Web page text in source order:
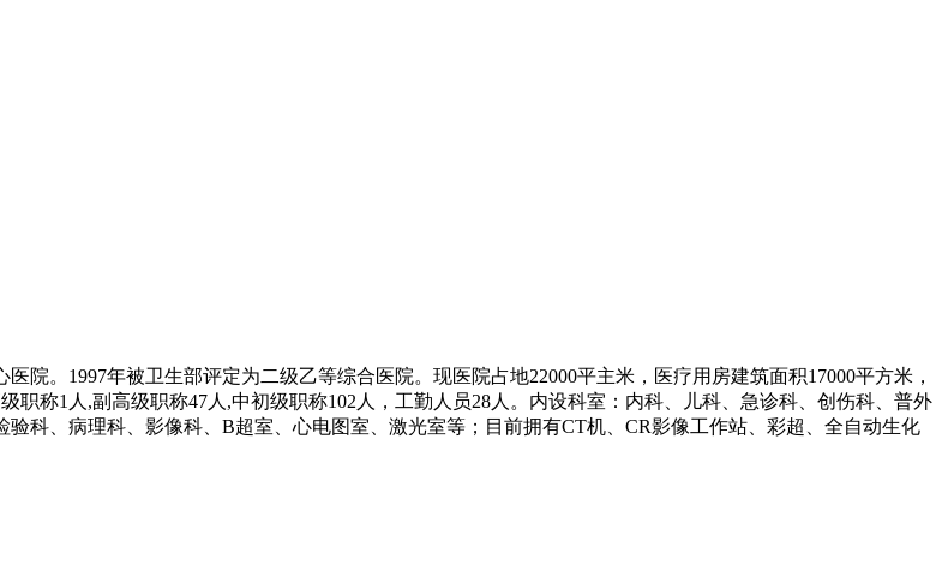
院。1997年被卫生部评定为二级乙等综合医院。现医院占地22000平主米，医疗用房建筑面积17000平方米，
职称1人,副高级职称47人,中初级职称102人，工勤人员28人。内设科室：内科、儿科、急诊科、创伤科、普外
科、病理科、影像科、B超室、心电图室、激光室等；目前拥有CT机、CR影像工作站、彩超、全自动生化